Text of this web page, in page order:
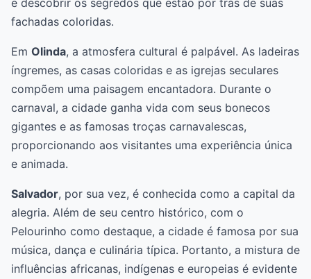
fachadas coloridas.
Em Olinda, a atmosfera cultural é palpável. As ladeiras
íngremes, as casas coloridas e as igrejas seculares
compõem uma paisagem encantadora. Durante o
carnaval, a cidade ganha vida com seus bonecos
gigantes e as famosas troças carnavalescas,
proporcionando aos visitantes uma experiência única
e animada.
Salvador, por sua vez, é conhecida como a capital da
alegria. Além de seu centro histórico, com o
Pelourinho como destaque, a cidade é famosa por sua
música, dança e culinária típica. Portanto, a mistura de
influências africanas, indígenas e europeias é evidente